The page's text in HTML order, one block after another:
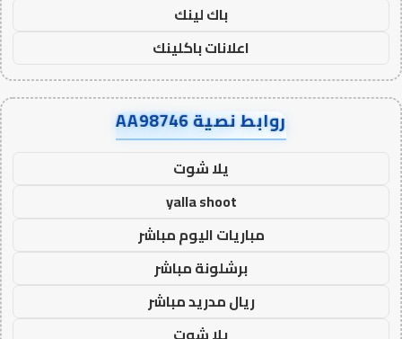
باك لينك
اعلانات باكلينك
روابط نصية AA98746
يلا شوت
yalla shoot
مباريات اليوم مباشر
برشلونة مباشر
ريال مدريد مباشر